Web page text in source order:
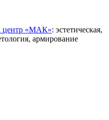
центр «МАК»: эстетическая,
армирование